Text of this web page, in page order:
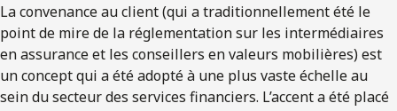
La convenance au client (qui a traditionnellement été le
point de mire de la réglementation sur les intermédiaires
en assurance et les conseillers en valeurs mobilières) est
un concept qui a été adopté à une plus vaste échelle au
sein du secteur des services financiers. L’accent a été placé